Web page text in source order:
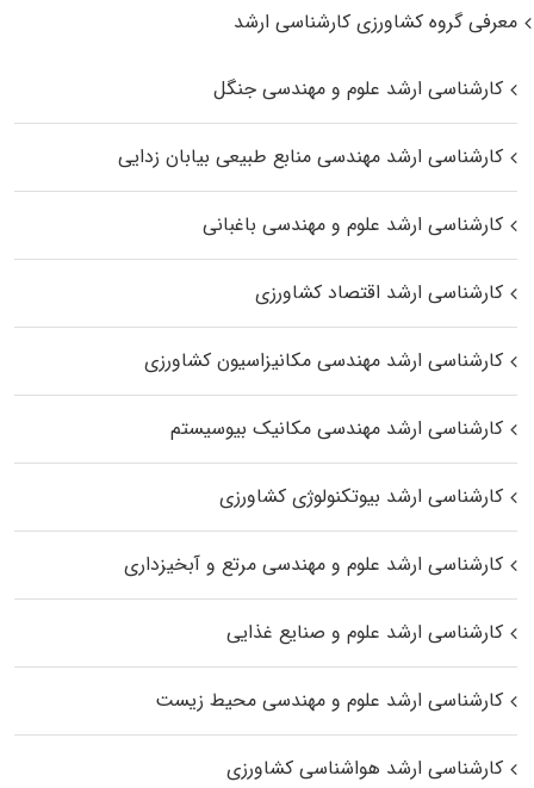
معرفی گروه کشاورزی کارشناسی ارشد
کارشناسی ارشد علوم و مهندسی جنگل
کارشناسی ارشد مهندسی منابع طبیعی بیابان زدایی
کارشناسی ارشد علوم و مهندسی باغبانی
کارشناسی ارشد اقتصاد کشاورزی
کارشناسی ارشد مهندسی مکانیزاسیون کشاورزی
کارشناسی ارشد مهندسی مکانیک بیوسیستم
کارشناسی ارشد بیوتکنولوژی کشاورزی
کارشناسی ارشد علوم و مهندسی مرتع و آبخیزداری
کارشناسی ارشد علوم و صنایع غذایی
کارشناسی ارشد علوم و مهندسی محیط زیست
کارشناسی ارشد هواشناسی کشاورزی